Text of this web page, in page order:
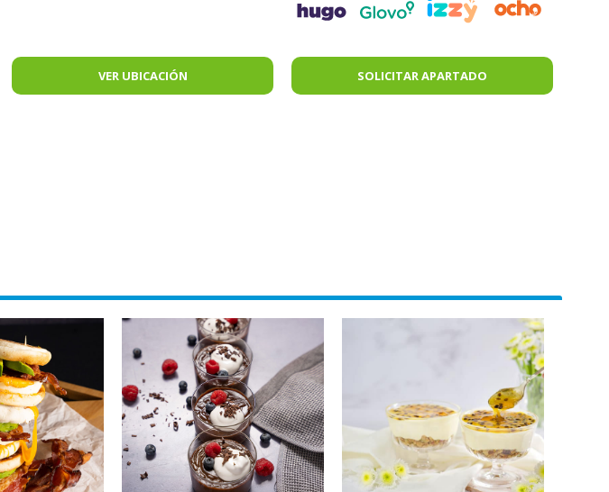
VER UBICACIÓN SOLICITAR APARTADO